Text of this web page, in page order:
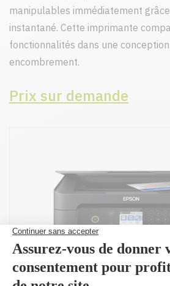
manipulables immédiatement grâce
instantané. Cette imprimante
fonctionnalités dans une
encombrement.
Prix sur demande